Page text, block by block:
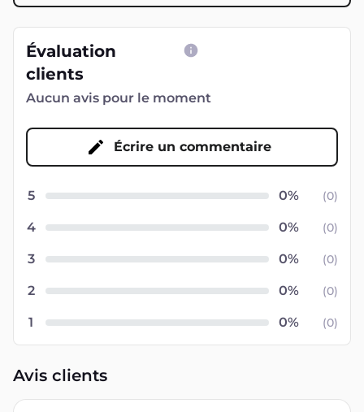
Évaluation
clients
Aucun avis pour le moment
Écrire un commentaire
5 (0)
4 (0)
3 (0)
2 (0)
1 (0)
Avis clients